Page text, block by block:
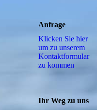
Anfrage
Klicken Sie hier
um zu unserem
Kon­takt­for­mu­lar
zu kommen
Ihr Weg zu uns